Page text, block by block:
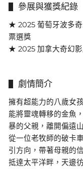
參展與獲獎紀錄
★ 2025 葡萄牙波多
票選獎
★ 2025 加拿大奇幻
劇情簡介
擁有超能力的八歲女
能將靈魂轉移的金魚
暴的父親，離開偏遠
從一位老牧師的破卡
引方向，帶著母親的
抵達太平洋畔，天邊